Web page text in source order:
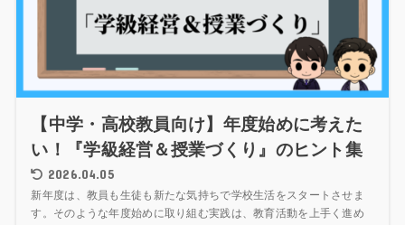
【中学・高校教員向け】年度始めに考えた
い！『学級経営＆授業づくり』のヒント集
2026.04.05
新年度は、教員も生徒も新たな気持ちで学校生活をスタートさせま
す。そのような年度始めに取り組む実践は、教育活動を上手く進め